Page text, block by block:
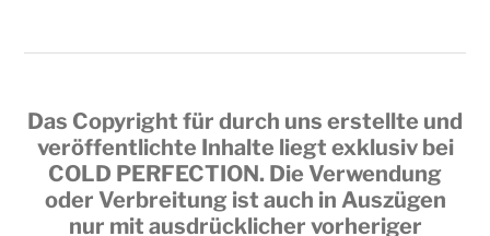
Das Copyright für durch uns erstellte und
veröffentlichte Inhalte liegt exklusiv bei
COLD PERFECTION. Die Verwendung
oder Verbreitung ist auch in Auszügen
nur mit ausdrücklicher vorheriger